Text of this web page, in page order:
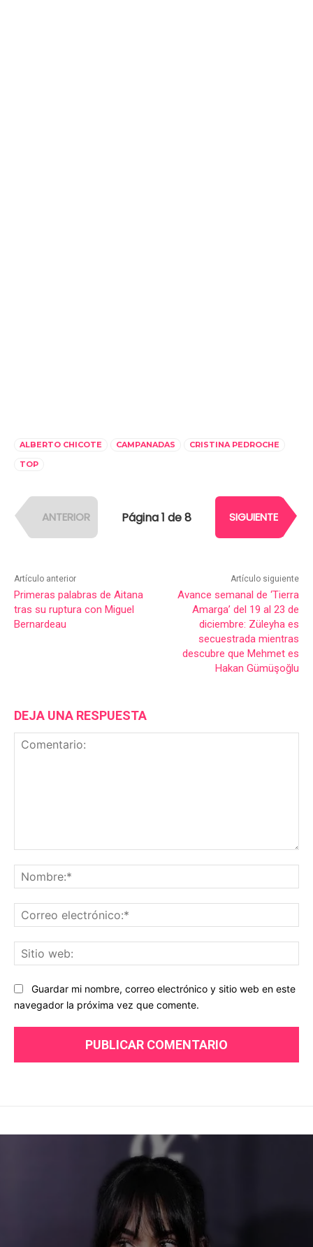
ALBERTO CHICOTE CAMPANADAS
CRISTINA PEDROCHE
TOP
ANTERIOR Página 1 de 8 SIGUIENTE
Artículo anterior
Primeras palabras de Aitana
tras su ruptura con Miguel
Bernardeau
Artículo siguiente
Avance semanal de ‘Tierra
Amarga’ del 19 al 23 de
diciembre: Züleyha es
secuestrada mientras
descubre que Mehmet es
Hakan Gümüşoğlu
DEJA UNA RESPUESTA
Guardar mi nombre, correo electrónico y sitio web en este
navegador la próxima vez que comente.